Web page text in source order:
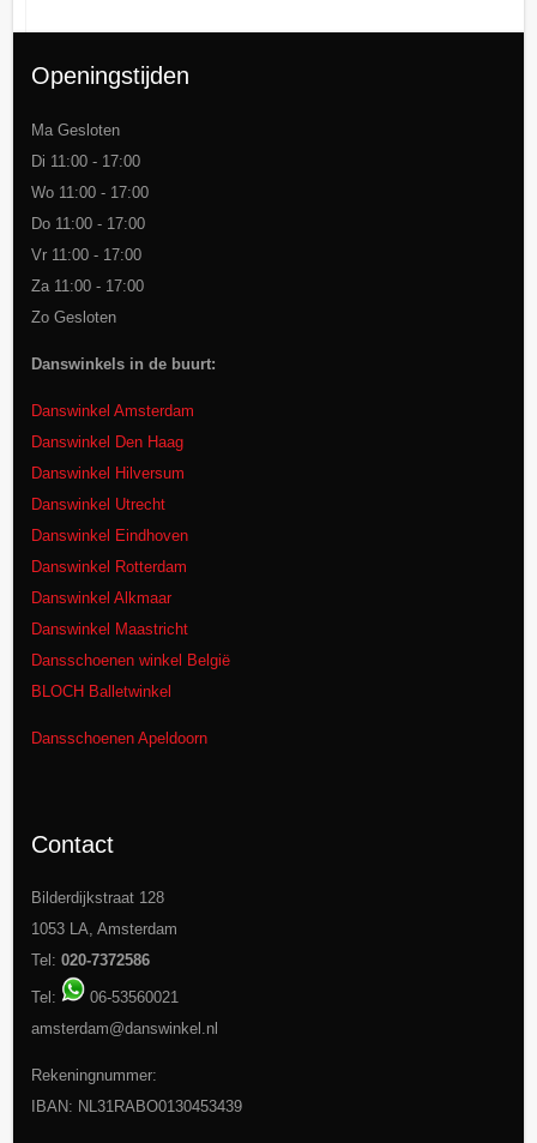
Openingstijden
Ma Gesloten
Di 11:00 - 17:00
Wo 11:00 - 17:00
Do 11:00 - 17:00
Vr 11:00 - 17:00
Za 11:00 - 17:00
Zo Gesloten
Danswinkels in de buurt:
Danswinkel Amsterdam
Danswinkel Den Haag
Danswinkel Hilversum
Danswinkel Utrecht
Danswinkel Eindhoven
Danswinkel Rotterdam
Danswinkel Alkmaar
Danswinkel Maastricht
Dansschoenen winkel België
BLOCH Balletwinkel
Dansschoenen Apeldoorn
Contact
Bilderdijkstraat 128
1053 LA, Amsterdam
Tel: 020-7372586
Tel:
06-53560021
amsterdam@danswinkel.nl
Rekeningnummer:
IBAN: NL31RABO0130453439